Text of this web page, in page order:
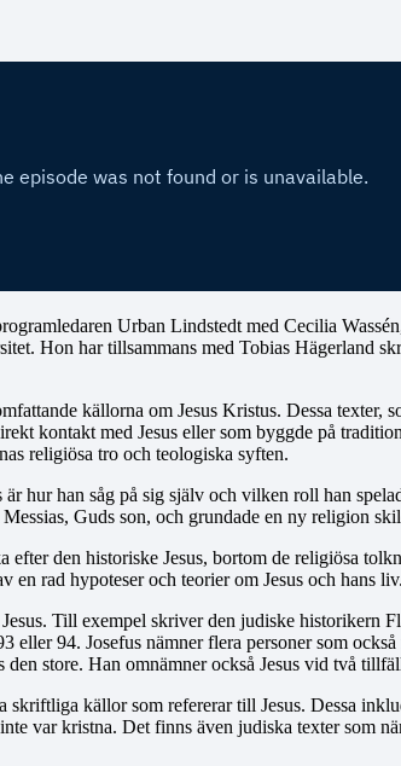
Urban Lindstedt med Cecilia
Hon har tillsammans med Tobias Hägerland
källorna om Jesus Kristus. Dessa texter,
kontakt med Jesus eller som byggde på
religiösa tro och teologiska syften.
hur han såg på sig själv och vilken roll han
Guds son, och grundade en ny religion
efter den historiske Jesus, bortom de religiösa
rad hypoteser och teorier om Jesus och hans liv.
Till exempel skriver den judiske historikern
eller 94. Josefus nämner flera personer som
store. Han omnämner också Jesus vid två
skriftliga källor som refererar till Jesus. Dessa
var kristna. Det finns även judiska texter som